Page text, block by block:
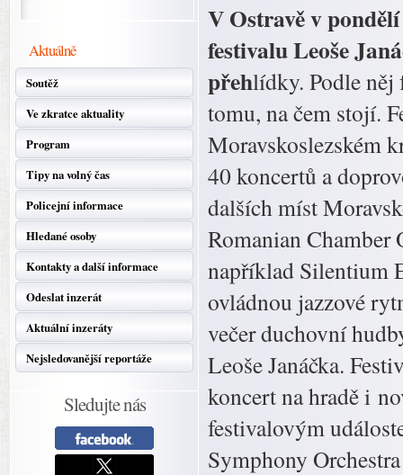
Aktuálně
Soutěž
Ve zkratce aktuality
Program
Tipy na volný čas
Policejní informace
Hledané osoby
Kontakty a další informace
Odeslat inzerát
Aktuální inzeráty
Nejsledovanější reportáže
Sledujte nás
V Ostravě v
festivalu Leoše
přehlídky. Podle něj
tomu, na čem stojí.
Moravskoslezském
40 koncertů a
dalších míst
Romanian Chamber
například Silentium
ovládnou jazzové
večer duchovní
Leoše Janáčka.
koncert na hradě i
festivalovým
Symphony